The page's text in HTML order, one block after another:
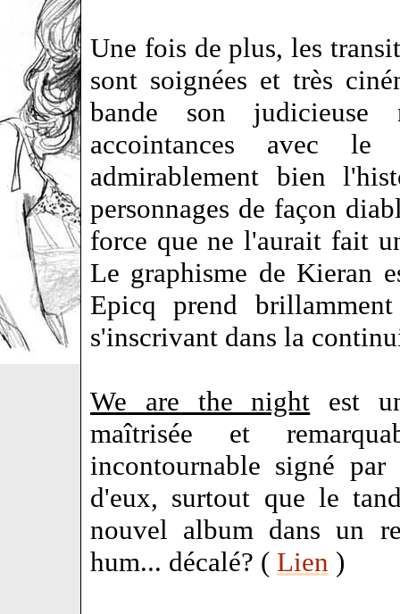
Une fois de plus, les
sont soignées et très
bande son
accointances avec
admirablement bien
personnages de façon
force que ne l'aurait fait
Le graphisme de Kieran
Epicq prend
s'inscrivant dans la
We are the night est
maîtrisée et
incontournable signé
d'eux, surtout que le
nouvel album dans un
hum... décalé? ( Lien )